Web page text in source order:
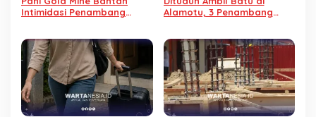
Intimidasi Penambang
Alamotu, 3 Penambang